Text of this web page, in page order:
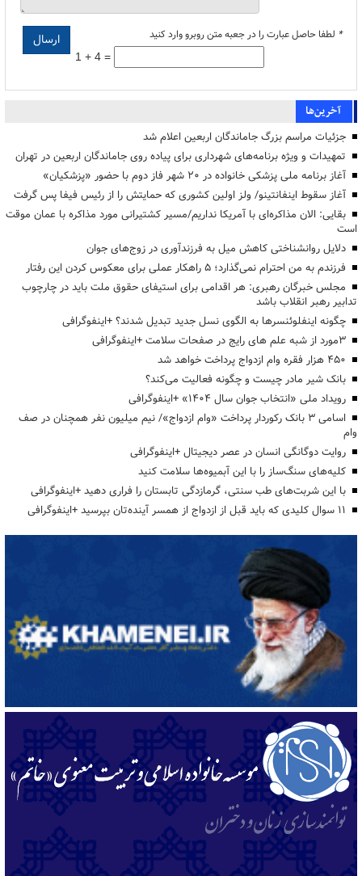
* لطفا حاصل عبارت را در جعبه متن روبرو وارد کنید
1 + 4 =
آخرین‌ها
جزئیات مراسم بزرگ جاماندگان اربعین اعلام شد
تمهیدات و ویژه برنامه‌های شهرداری برای پیاده روی جاماندگان اربعین در تهران
آغاز برنامه ملی پزشکی خانواده در ۲۰ شهر فاز دوم با حضور «پزشکیان»
آغاز سقوط اینفانتینو/ ولز اولین کشوری که حمایتش را از رئیس فیفا پس گرفت
بقایی: الان مذاکره‌ای با آمریکا نداریم/مسیر کشتیرانی مورد مذاکره با عمان موقت
است
دلایل روانشناختی کاهش میل به فرزندآوری در زوج‌های جوان
فرزندم به من احترام نمی‌گذارد؛ ۵ راهکار عملی برای معکوس کردن این رفتار
مجلس خبرگان رهبری: هر اقدامی برای استیفای حقوق ملت باید در چارچوب
تدابیر رهبر انقلاب باشد
چگونه اینفلوئنسرها به الگوی نسل جدید تبدیل شدند؟ +اینفوگرافی
3مورد از شبه علم های رایج در صفحات سلامت +اینفوگرافی
۴۵۰ هزار فقره وام ازدواج پرداخت خواهد شد
بانک شیر مادر چیست و چگونه فعالیت می‌کند؟
رویداد ملی «انتخاب جوان سال ۱۴۰۴» +اینفوگرافی
اسامی ۳ بانک رکوردار پرداخت «وام ازدواج»/ نیم میلیون نفر همچنان در صف
وام
روایت دوگانگی انسان در عصر دیجیتال +اینفوگرافی
کلیه‌های سنگ‌ساز را با این آبمیوه‌ها سلامت کنید
با این شربت‌های طب سنتی، گرمازدگی تابستان را فراری دهید +اینفوگرافی
۱۱ سوال کلیدی که باید قبل از ازدواج از همسر آینده‌تان بپرسید +اینفوگرافی